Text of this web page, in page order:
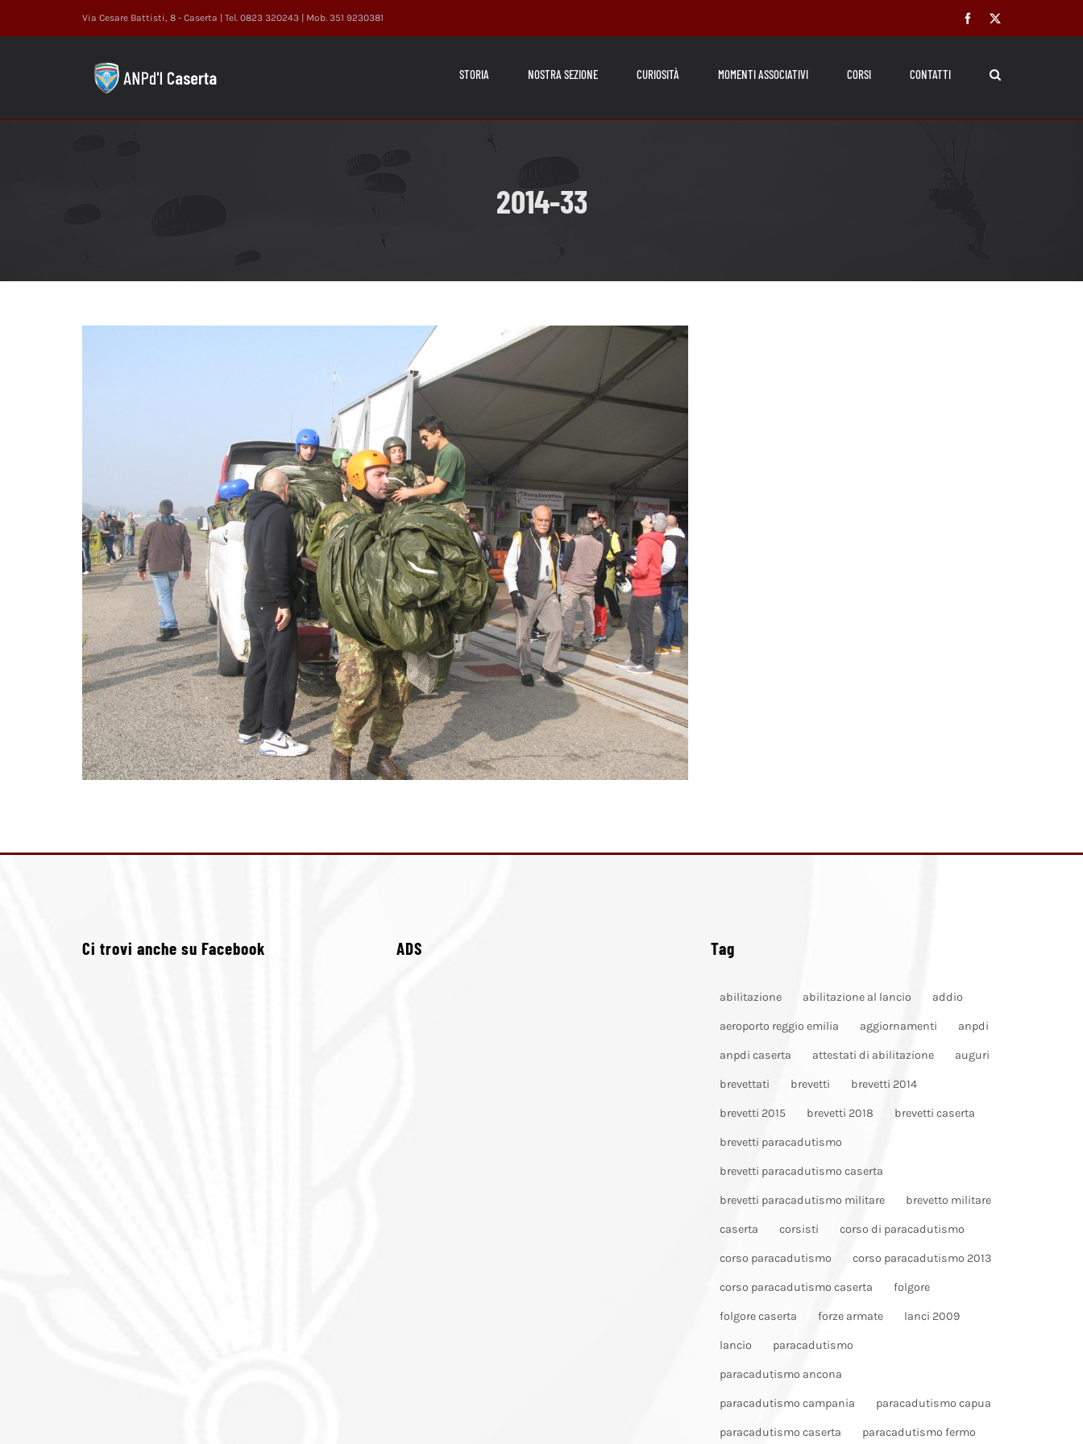
Via Cesare Battisti, 8 - Caserta | Tel. 0823 320243 | Mob. 351 9230381 Facebook
STORIA NOSTRA SEZIONE CURIOSITÀ MOMENTI ASSOCIATIVI CORSI CONTATTI
2014-33
Ci trovi anche su Facebook ADS Tag
abilitazione abilitazione al lancio addio
aeroporto reggio emilia aggiornamenti anpdi
anpdi caserta attestati di abilitazione auguri
brevettati brevetti brevetti 2014
brevetti 2015 brevetti 2018 brevetti caserta
brevetti paracadutismo
brevetti paracadutismo caserta
brevetti paracadutismo militare brevetto militare
caserta corsisti corso di paracadutismo
corso paracadutismo corso paracadutismo 2013
corso paracadutismo caserta folgore
folgore caserta forze armate lanci 2009
lancio paracadutismo
paracadutismo ancona
paracadutismo campania paracadutismo capua
paracadutismo caserta paracadutismo fermo